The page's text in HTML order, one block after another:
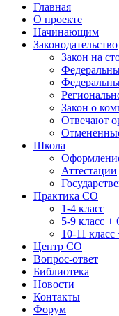
Главная
О проекте
Начинающим
Законодательство
Закон на
Закон о
Отвечают
Школа
Аттестации
Практика СО
1-4 класс
5-9 класс
10-11
Центр СО
Вопрос-ответ
Библиотека
Новости
Контакты
Форум